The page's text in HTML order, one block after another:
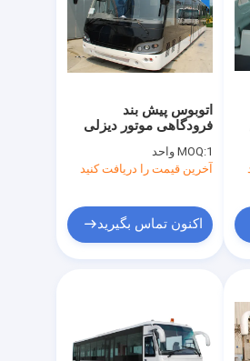
اتوبوس پیش بند
فرودگاهی موتور دیزلی
MOQ:1 واحد
آخرین قیمت را دریافت کنید
اکنون تماس بگیرید